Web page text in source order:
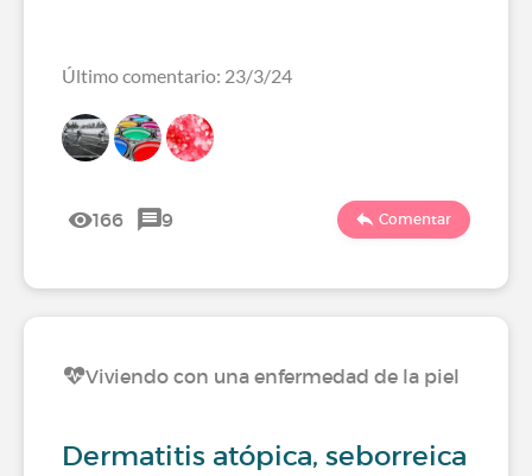
Último comentario: 23/3/24
166 9 Comentar
Viviendo con una enfermedad de la piel
Dermatitis atópica, seborreica